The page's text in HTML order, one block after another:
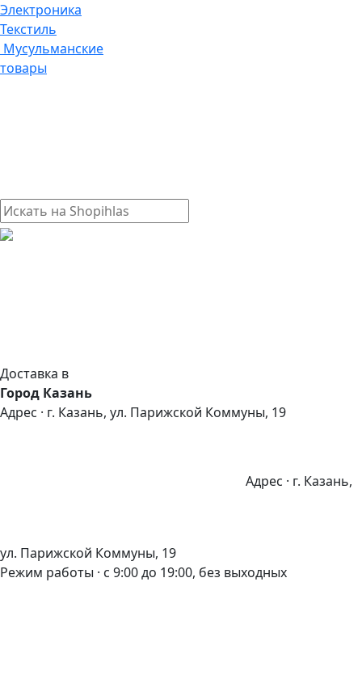
Электроника
Текстиль
Мусульманские
товары
Доставка в
Город Казань
Адрес · г. Казань, ул. Парижской Коммуны, 19
Адрес · г. Казань,
ул. Парижской Коммуны, 19
Режим работы · с 9:00 до 19:00, без выходных